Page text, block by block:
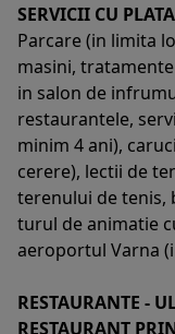
SERVICII CU
Parcare (in limita
masini,
in salon de
restaurantele,
minim 4 ani),
cerere), lectii de
terenului de tenis,
turul de animatie
aeroportul Varna
RESTAURANTE -
RESTAURANT